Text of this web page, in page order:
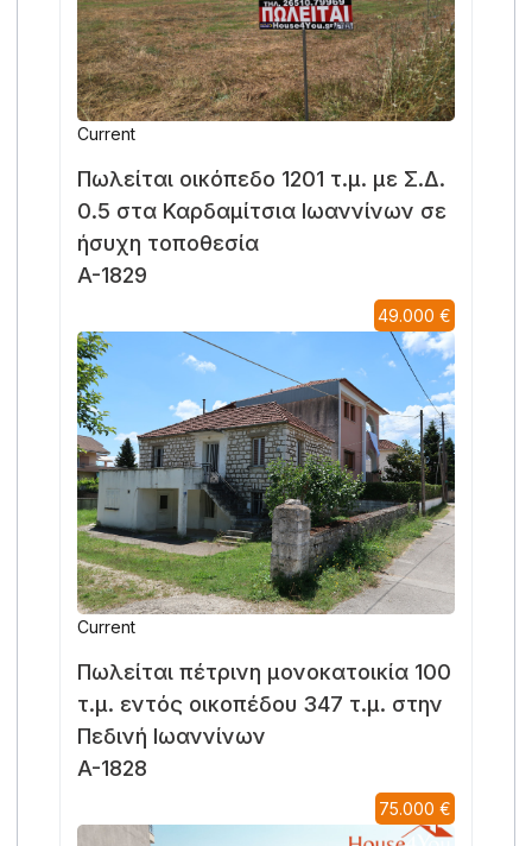
Current
Πωλείται οικόπεδο 1201 τ.μ. με Σ.Δ.
0.5 στα Καρδαμίτσια Ιωαννίνων σε
ήσυχη τοποθεσία
A-1829
49.000 €
Current
Πωλείται πέτρινη μονοκατοικία 100
τ.μ. εντός οικοπέδου 347 τ.μ. στην
Πεδινή Ιωαννίνων
A-1828
75.000 €